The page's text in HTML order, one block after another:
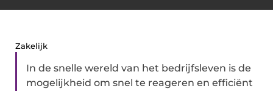
Zakelijk
In de snelle wereld van het bedrijfsleven is de
mogelijkheid om snel te reageren en efficiënt